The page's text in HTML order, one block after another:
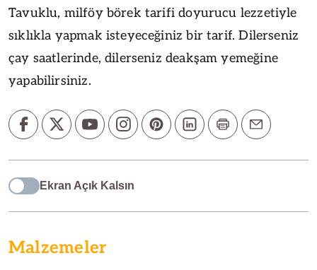
Tavuklu, milföy börek tarifi doyurucu lezzetiyle
sıklıkla yapmak isteyeceğiniz bir tarif. Dilerseniz
çay saatlerinde, dilerseniz deakşam yemeğine
yapabilirsiniz.
Ekran Açık Kalsın
Malzemeler